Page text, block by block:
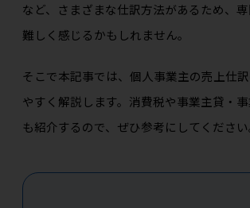
など、さまざまな仕訳方法があるため、
難しく感じるかもしれません。
そこで本記事では、個人事業主の売上仕
やすく解説します。消費税や事業主貸・
も紹介するので、ぜひ参考にしてください